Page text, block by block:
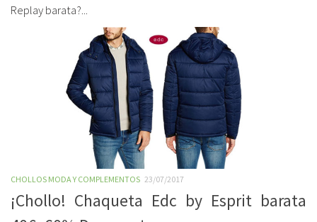
Replay barata?...
CHOLLOS MODA Y COMPLEMENTOS 23/07/2017
¡Chollo! Chaqueta Edc by Esprit barata